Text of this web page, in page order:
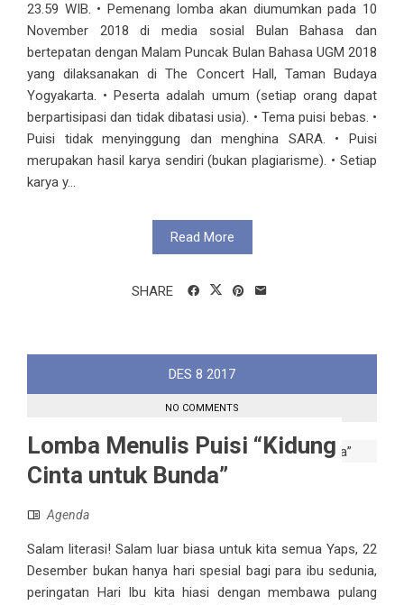
23.59 WIB. • Pemenang lomba akan diumumkan pada 10
November 2018 di media sosial Bulan Bahasa dan
bertepatan dengan Malam Puncak Bulan Bahasa UGM 2018
yang dilaksanakan di The Concert Hall, Taman Budaya
Yogyakarta. • Peserta adalah umum (setiap orang dapat
berpartisipasi dan tidak dibatasi usia). • Tema puisi bebas. •
Puisi tidak menyinggung dan menghina SARA. • Puisi
merupakan hasil karya sendiri (bukan plagiarisme). • Setiap
karya y...
Read More
SHARE
DES 8 2017
NO COMMENTS
Lomba Menulis Puisi “Kidung
Cinta untuk Bunda”
Agenda
Salam literasi! Salam luar biasa untuk kita semua Yaps, 22
Desember bukan hanya hari spesial bagi para ibu sedunia,
peringatan Hari Ibu kita hiasi dengan membawa pulang